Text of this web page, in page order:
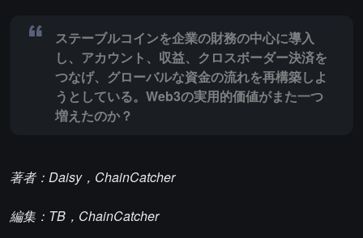
ステーブルコインを企業の財務の中心に導入
し、アカウント、収益、クロスボーダー決済を
つなげ、グローバルな資金の流れを再構築しよ
うとしている。Web3の実用的価値がまた一つ
増えたのか？
著者：Daisy，ChainCatcher
編集：TB，ChainCatcher